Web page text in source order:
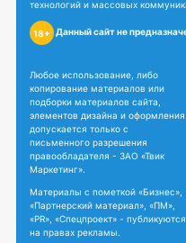
технологий и массовых
18+ Данный сайт не
Любое использование, либо
копирование материалов или
подборки материалов сайта,
элементов дизайна и оформления
допускается только с
письменного разрешения
правообладателя - ЗАО «Твик
Маркетинг».
Материалы с пометкой «Бизнес»,
«Партнерский материал», «ПМ»,
«PR», «Спецпроект» - публикуются
на правах рекламы.